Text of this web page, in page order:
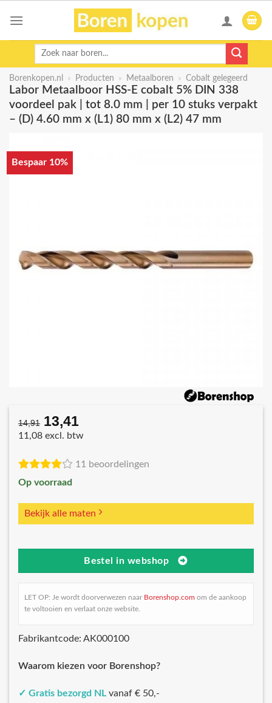
Zoeken
Borenkopen.nl » Producten » Metaalboren » Cobalt gelegeerd
Labor Metaalboor HSS-E cobalt 5% DIN 338
voordeel pak | tot 8.0 mm | per 10 stuks verpakt
– (D) 4.60 mm x (L1) 80 mm x (L2) 47 mm
Bespaar 10%
14,91 Oorspronkelijke
prijs
€14,91.
13,41
prijs
€13,41.
11,08 excl. btw
11 beoordelingen
Op voorraad
Bekijk alle maten
Bestel in webshop
LET OP: Je wordt doorverwezen naar Borenshop.com om de aankoop
te voltooien en verlaat onze website.
Fabrikantcode: AK000100
Waarom kiezen voor Borenshop?
✓ Gratis bezorgd NL vanaf € 50,-